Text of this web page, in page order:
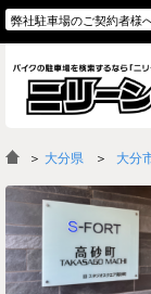
弊社駐車場のご契約者様
物件一覧
よくあるご質
＞ 大分県 大分